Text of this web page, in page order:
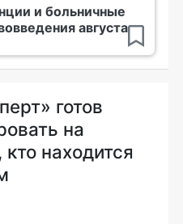
и больничные
августа
готов
на
находится